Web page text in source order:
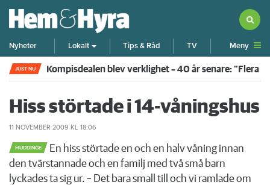
Nyheter Lokalt Tips & Råd TV Meny
JUST NU Kompisdealen blev verklighet – 40 år senare: "Flera
Hiss störtade i 14-våningshus
11 NOVEMBER 2009 KL 18:06
HUDDINGE
En hiss störtade en och en halv våning innan
den tvärstannade och en familj med två små barn
lyckades ta sig ur. – Det bara small till och vi ramlade om